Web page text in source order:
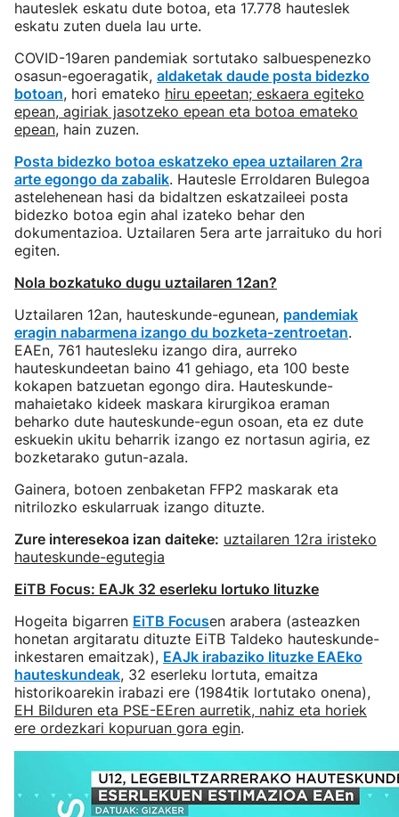
hauteslek eskatu dute botoa, eta 17.778 hauteslek
eskatu zuten duela lau urte.
COVID-19aren pandemiak sortutako salbuespenezko
osasun-egoeragatik, aldaketak daude posta bidezko
botoan, hori emateko hiru epeetan; eskaera egiteko
epean, agiriak jasotzeko epean eta botoa emateko
epean, hain zuzen.
Posta bidezko botoa eskatzeko epea uztailaren 2ra
arte egongo da zabalik. Hautesle Erroldaren Bulegoa
astelehenean hasi da bidaltzen eskatzaileei posta
bidezko botoa egin ahal izateko behar den
dokumentazioa. Uztailaren 5era arte jarraituko du hori
egiten.
Nola bozkatuko dugu uztailaren 12an?
Uztailaren 12an, hauteskunde-egunean, pandemiak
eragin nabarmena izango du bozketa-zentroetan.
EAEn, 761 hautesleku izango dira, aurreko
hauteskundeetan baino 41 gehiago, eta 100 beste
kokapen batzuetan egongo dira. Hauteskunde-
mahaietako kideek maskara kirurgikoa eraman
beharko dute hauteskunde-egun osoan, eta ez dute
eskuekin ukitu beharrik izango ez nortasun agiria, ez
bozketarako gutun-azala.
Gainera, botoen zenbaketan FFP2 maskarak eta
nitrilozko eskularruak izango dituzte.
Zure interesekoa izan daiteke: uztailaren 12ra iristeko
hauteskunde-egutegia
EiTB Focus: EAJk 32 eserleku lortuko lituzke
Hogeita bigarren EiTB Focusen arabera (asteazken
honetan argitaratu dituzte EiTB Taldeko hauteskunde-
inkestaren emaitzak), EAJk irabaziko lituzke EAEko
hauteskundeak, 32 eserleku lortuta, emaitza
historikoarekin irabazi ere (1984tik lortutako onena),
EH Bilduren eta PSE-EEren aurretik, nahiz eta horiek
ere ordezkari kopuruan gora egin.